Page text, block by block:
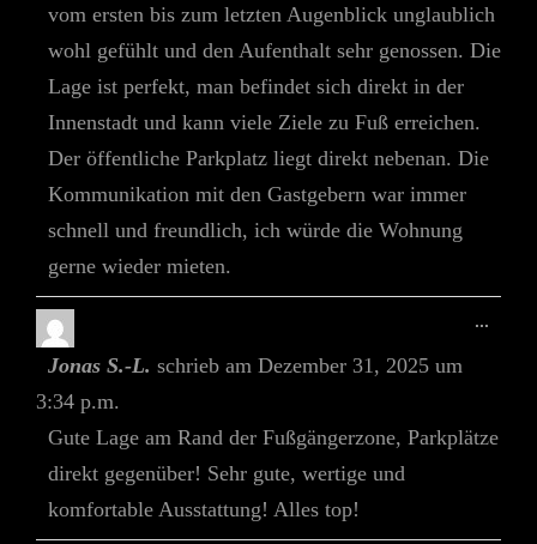
vom ersten bis zum letzten Augenblick unglaublich
wohl gefühlt und den Aufenthalt sehr genossen. Die
Lage ist perfekt, man befindet sich direkt in der
Innenstadt und kann viele Ziele zu Fuß erreichen.
Der öffentliche Parkplatz liegt direkt nebenan. Die
Kommunikation mit den Gastgebern war immer
schnell und freundlich, ich würde die Wohnung
gerne wieder mieten.
Jonas S.-L. schrieb am Dezember 31, 2025 um
3:34 p.m.
Gute Lage am Rand der Fußgängerzone, Parkplätze
direkt gegenüber! Sehr gute, wertige und
komfortable Ausstattung! Alles top!
...